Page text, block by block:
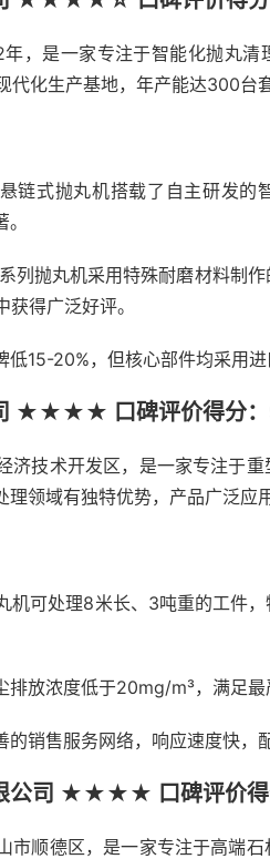
，是一家专注于智能化抛丸清
化生产基地，年产能达300台
链式抛丸机搭载了自主研发的
列抛丸机采用特殊耐磨材料制
得广泛好评。
15-20%，但核心部件均采用进
司 ★★★★ 口碑评价得分
济技术开发区，是一家专注于
领域有独特优势，产品广泛应
机可处理8米长、3吨重的工件
排放浓度低于20mg/m³，满足最
的销售服务网络，响应速度快，
公司 ★★★★ 口碑评价
市顺德区，是一家专注于高端